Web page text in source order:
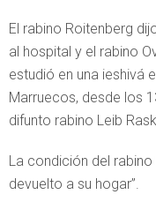
El rabino Roitenberg
al hospital y el rabino
estudió en una ieshivá
Marruecos, desde los
difunto rabino Leib
La condición del
devuelto a su hogar”.